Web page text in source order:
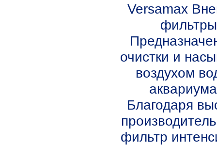
Versamax
фильтры
очистки и
воздухом
Благодаря
фильтр